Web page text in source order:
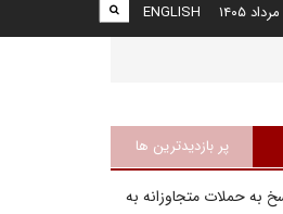
ENGLISH
پر بازدیدترین ها
به حملات متجاوزانه به